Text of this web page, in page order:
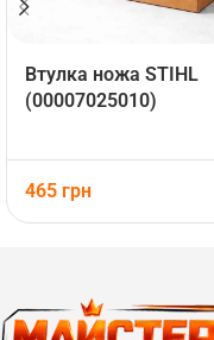
Втулка ножа STIHL
(00007025010)
465 грн